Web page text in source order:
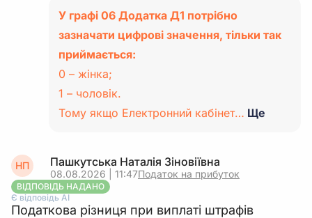
У графі 06 Додатка Д1 потрібно
зазначати цифрові значення, тільки так
приймається:
0 – жінка;
1 – чоловік.
Тому якщо Електронний кабінет… Ще
НП Пашкутська Наталія Зіновіївна
08.08.2026 | 11:47Податок на прибуток
ВІДПОВІДЬ НАДАНО
Є відповідь АІ
Податкова різниця при виплаті штрафів